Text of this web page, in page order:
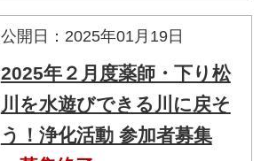
公開日：2025年01月19日
2025年２月度薬師・下り松
川を水遊びできる川に戻そ
う！浄化活動 参加者募集